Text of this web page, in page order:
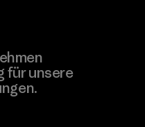
für unsere